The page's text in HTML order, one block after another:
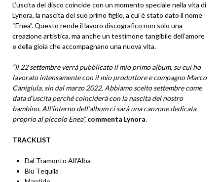
L’uscita del disco coincide con un momento speciale nella vita di
Lynora, la nascita del suo primo figlio, a cui è stato dato il nome
“Enea”. Questo rende il lavoro discografico non solo una
creazione artistica, ma anche un testimone tangibile dell’amore
e della gioia che accompagnano una nuova vita.
“Il 22 settembre verrà pubblicato il mio primo album, su cui ho
lavorato intensamente con il mio produttore e compagno Marco
Canigiula, sin dal marzo 2022. Abbiamo scelto settembre come
data d’uscita perché coinciderà con la nascita del nostro
bambino. All’interno dell’album ci sarà una canzone dedicata
proprio al piccolo Enea”, commenta Lynora.
TRACKLIST
Dal Tramonto All’Alba
Blu Tequila